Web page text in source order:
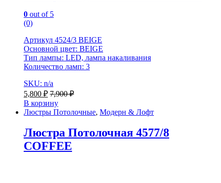
0 out of 5
(0)
Артикул 4524/3 BEIGE
Основной цвет: BEIGE
Тип лампы: LED, лампа накаливания
Количество ламп: 3
SKU: n/a
5,800 ₽ 7,900₽
В корзину
Люстры Потолочные, Модерн & Лофт
Люстра Потолочная 4577/8
COFFEE